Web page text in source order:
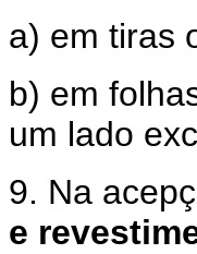
a) em tiras
b) em
um lado
9. Na
e